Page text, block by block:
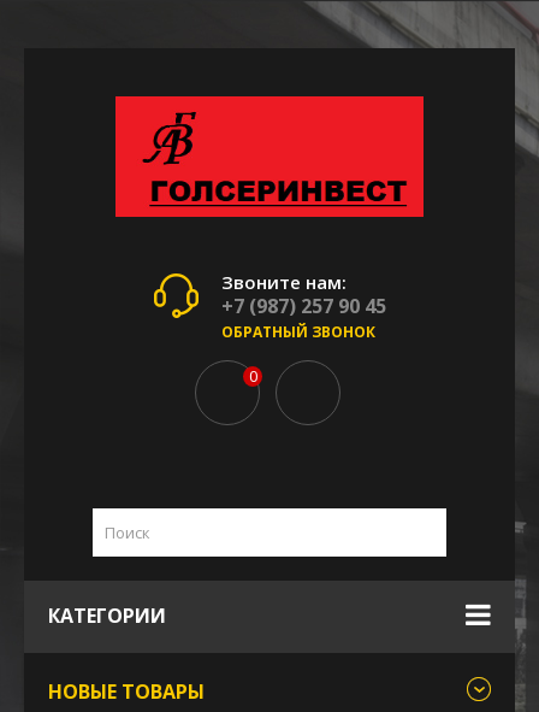
Звоните нам:
+7 (987) 257 90 45
ОБРАТНЫЙ ЗВОНОК
0
КАТЕГОРИИ
НОВЫЕ ТОВАРЫ